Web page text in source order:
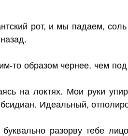
рот, и мы падаем,
то образом чернее, чем
на локтях. Мои руки
Идеальный,
разорву тебе